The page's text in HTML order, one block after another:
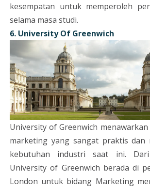
kesempatan untuk memperoleh
selama masa studi.
6. University Of Greenwich
University of Greenwich
marketing yang sangat praktis dan
kebutuhan industri saat ini.
University of Greenwich berada di
London untuk bidang Marketing